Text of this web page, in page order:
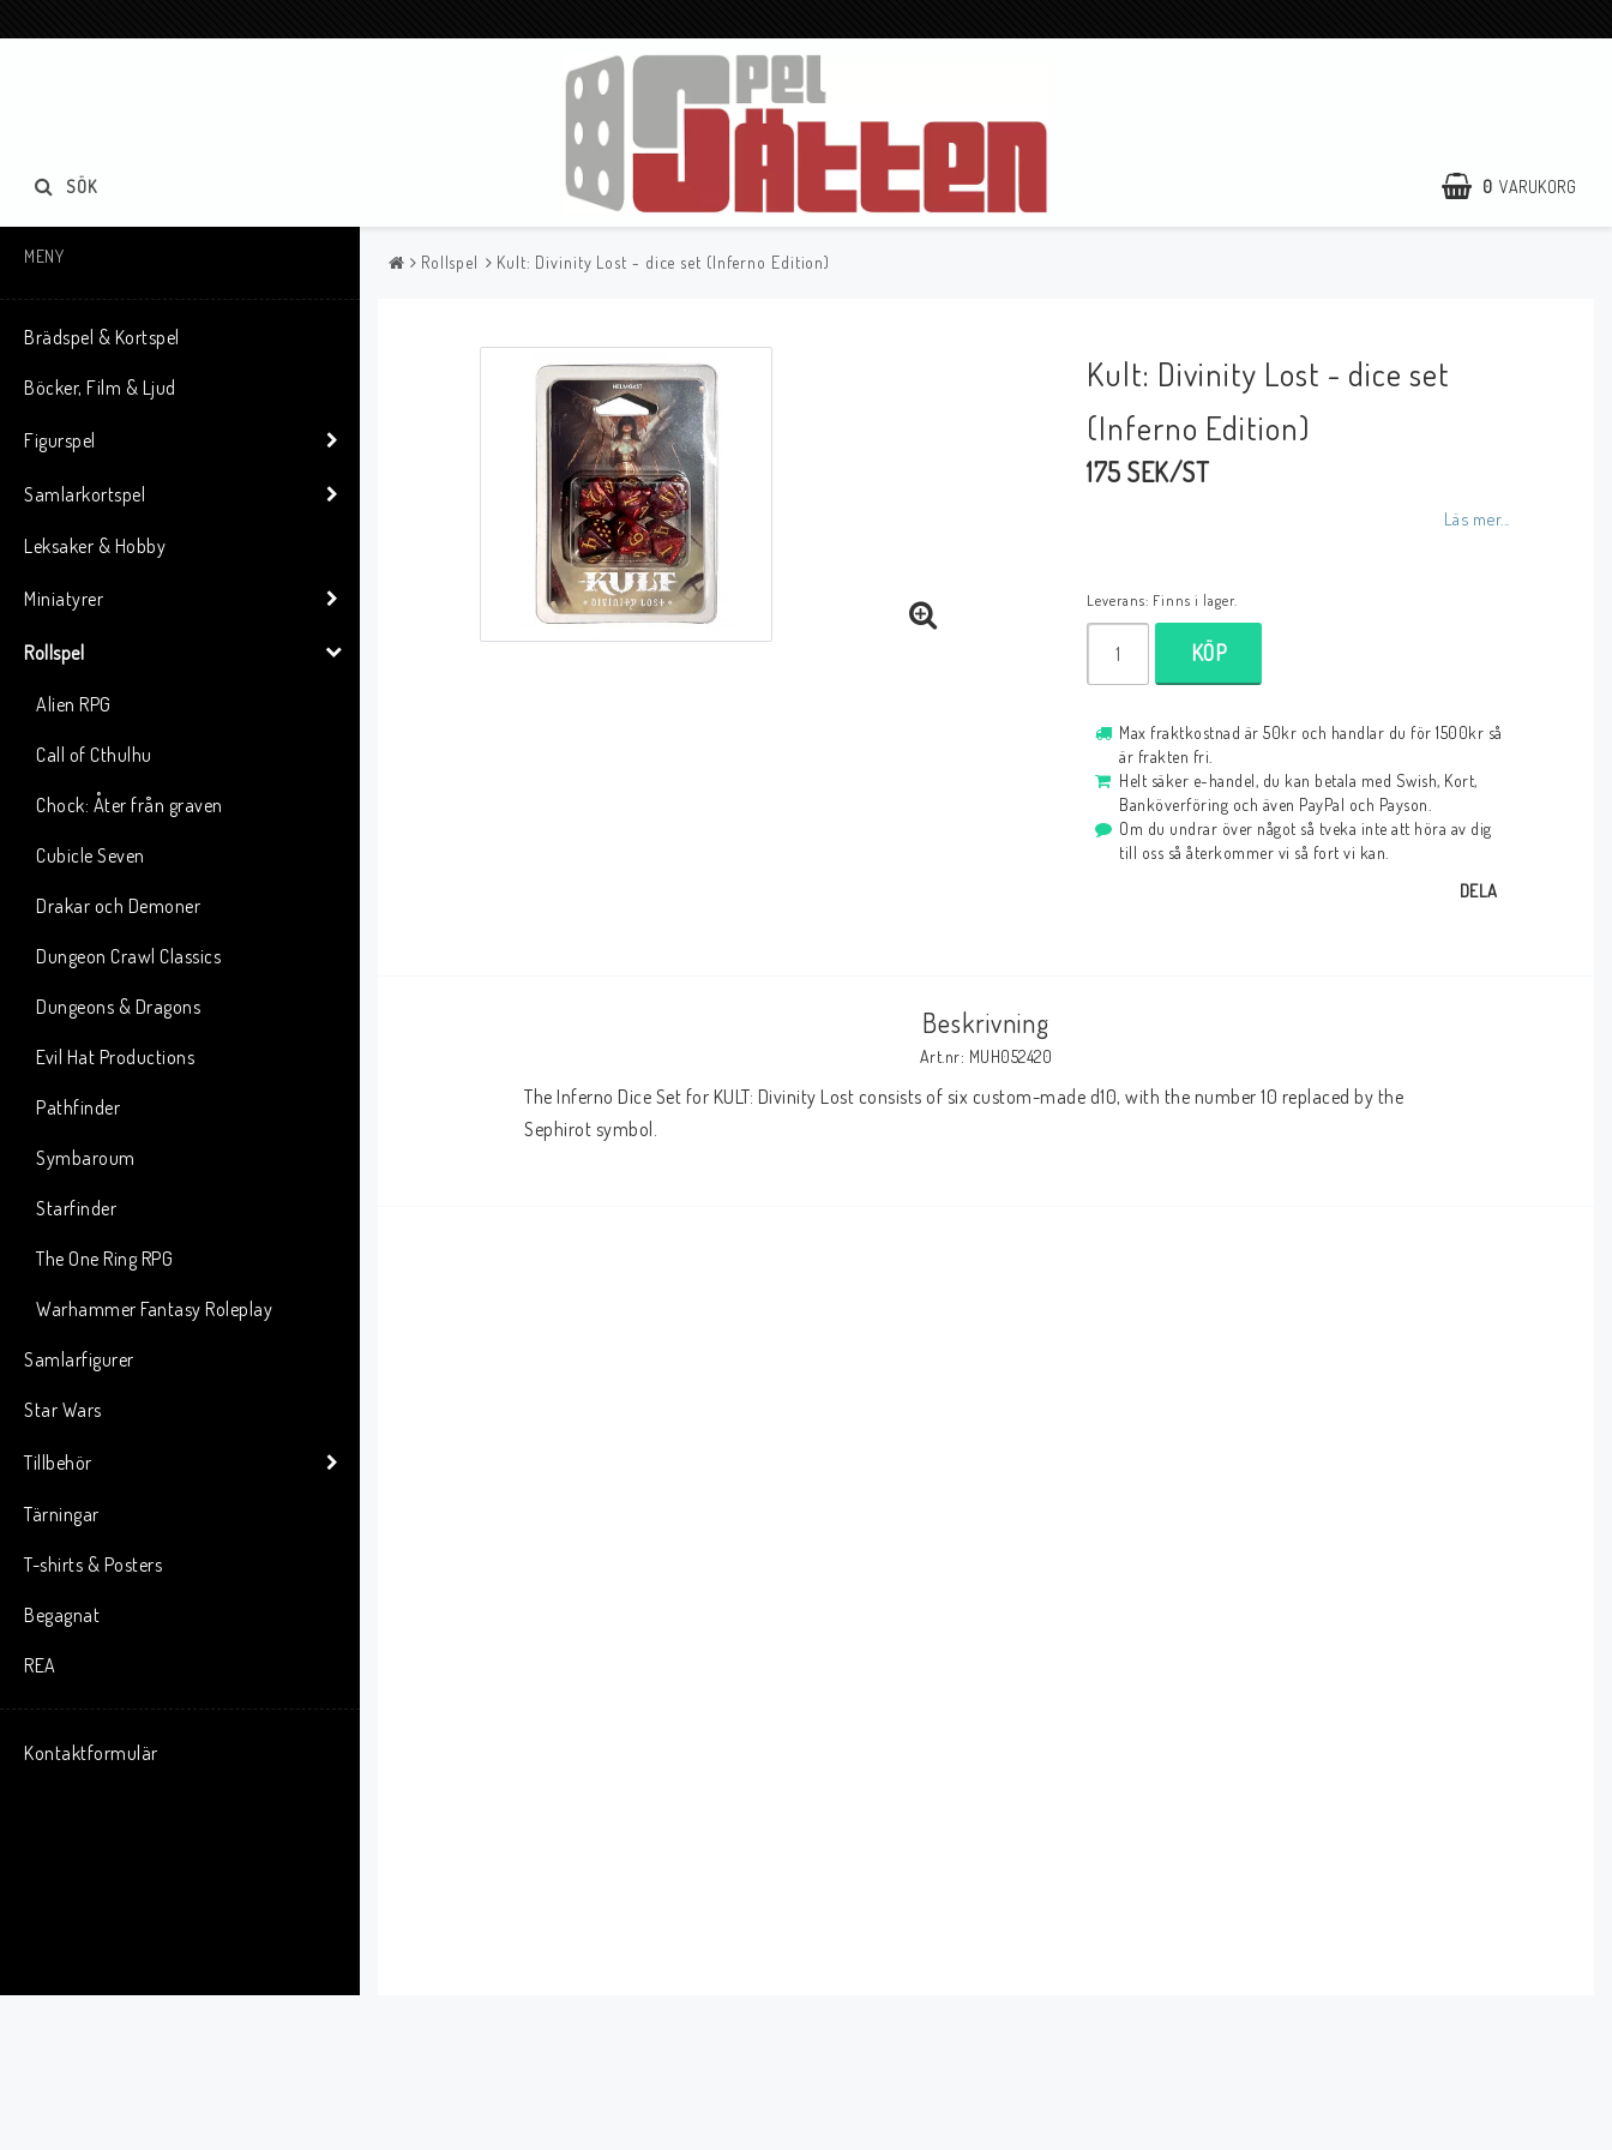
0 VARUKORG
SÖK
MENY
Brädspel & Kortspel
Böcker, Film & Ljud
Figurspel
Samlarkortspel
Leksaker & Hobby
Miniatyrer
Rollspel
Alien RPG
Call of Cthulhu
Chock: Åter från graven
Cubicle Seven
Drakar och Demoner
Dungeon Crawl Classics
Dungeons & Dragons
Evil Hat Productions
Pathfinder
Symbaroum
Starfinder
The One Ring RPG
Warhammer Fantasy Roleplay
Samlarfigurer
Star Wars
Tillbehör
Tärningar
T-shirts & Posters
Begagnat
REA
Kontaktformulär
Rollspel Kult: Divinity Lost - dice set (Inferno Edition)
Kult: Divinity Lost - dice set
(Inferno Edition)
175 SEK/ST
Läs mer...
Leverans: Finns i lager.
KÖP
Max fraktkostnad är 50kr och handlar du för 1500kr så
är frakten fri.
Helt säker e-handel, du kan betala med Swish, Kort,
Banköverföring och även PayPal och Payson.
Om du undrar över något så tveka inte att höra av dig
till oss så återkommer vi så fort vi kan.
DELA
Beskrivning
Art.nr: MUH052420
The Inferno Dice Set for KULT: Divinity Lost consists of six custom-made d10, with the number 10 replaced by the
Sephirot symbol.